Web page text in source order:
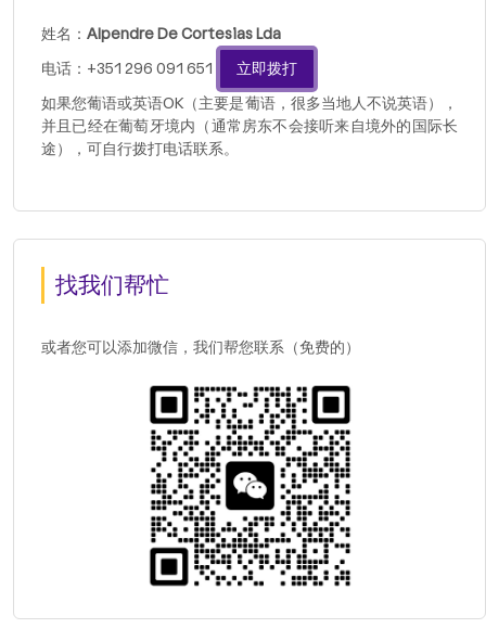
姓名： Alpendre De Cortesias Lda
电话：+351 296 091 651
立即拨打
如果您葡语或英语OK（主要是葡语，很多当地人不说英语），
并且已经在葡萄牙境内（通常房东不会接听来自境外的国际长
途），可自行拨打电话联系。
找我们帮忙
或者您可以添加微信，我们帮您联系（免费的）